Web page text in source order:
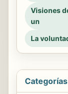
Visiones
un
La